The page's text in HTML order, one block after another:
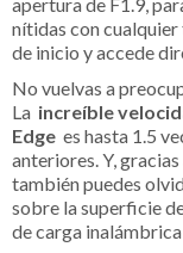
nítidas con
de inicio y accede
No vuelvas a
La increíble
Edge es hasta 1.5
anteriores. Y,
también puedes
sobre la superficie
de carga